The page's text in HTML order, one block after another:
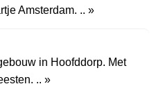
Amsterdam. .. »
in Hoofddorp. Met
.. »